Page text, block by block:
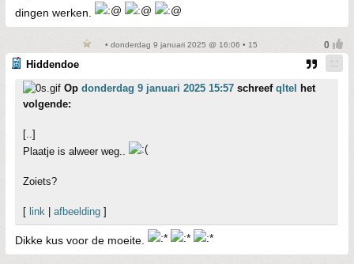
dingen werken.
• donderdag 9 januari 2025 @ 16:06 • 15
Hiddendoe
Op donderdag 9 januari 2025 15:57 schreef qltel
het
volgende:
[..]
Plaatje is alweer weg..
Zoiets?
[ link afbeelding ]
Dikke kus voor de moeite.